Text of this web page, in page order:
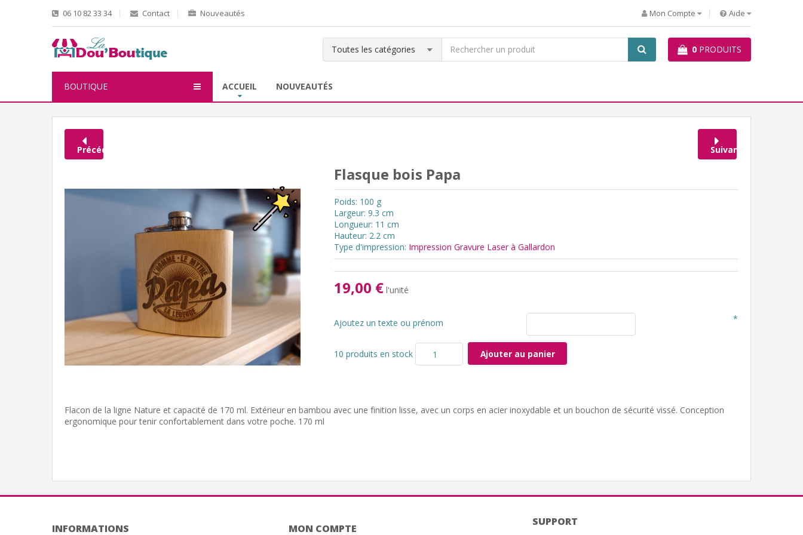
06 10 82 33 34 Contact Nouveautés Mon Compte Aide
0 PRODUITS
BOUTIQUE ACCUEIL NOUVEAUTÉS
Précédent Suivant
Flasque bois Papa
Poids: 100 g
Largeur: 9.3 cm
Longueur: 11 cm
Hauteur: 2.2 cm
Type d'impression: Impression Gravure Laser à Gallardon
19,00 € l'unité
Ajoutez un texte ou prénom *
10 produits en stock Ajouter au panier
Flacon de la ligne Nature et capacité de 170 ml. Extérieur en bambou avec une finition lisse, avec un corps en acier inoxydable et un bouchon de sécurité vissé. Conception
ergonomique pour tenir confortablement dans votre poche. 170 ml
INFORMATIONS MON COMPTE
SUPPORT